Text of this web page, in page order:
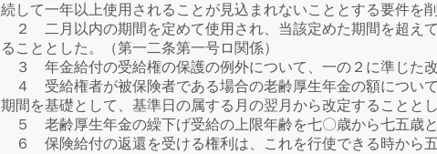
続して一年以上使用されることが見込まれないこととする要件を
２ 二月以内の期間を定めて使用され、当該定めた期間を超え
ることとした。（第一二条第一号ロ関係）
３ 年金給付の受給権の保護の例外について、一の２に準じた改
４ 受給権者が被保険者である場合の老齢厚生年金の額につい
期間を基礎として、基準日の属する月の翌月から改定することと
５ 老齢厚生年金の繰下げ受給の上限年齢を七〇歳から七五歳と
６ 保険給付の返還を受ける権利は、これを行使できる時から